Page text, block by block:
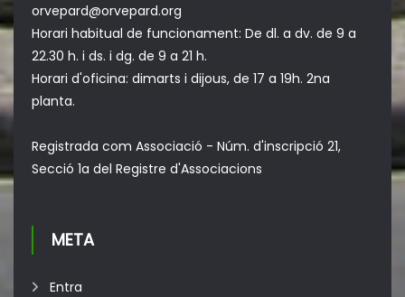
orvepard@orvepard.org
Horari habitual de funcionament: De dl. a dv. de 9 a
22.30 h. i ds. i dg. de 9 a 21 h.
Horari d'oficina: dimarts i dijous, de 17 a 19h. 2na
planta.
Registrada com Associació - Núm. d'inscripció 21,
Secció 1a del Registre d'Associacions
META
Entra